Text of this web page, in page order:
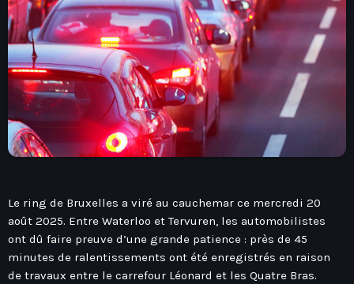
play_arrow Seven Ile-De-France
Love Like Fun
News
keyboard_arrow_down
Bourgogne-Franche-Comté
Bretagne
Centre-Val De Loire
Podcasts
Mixstation
L’équipe
Le ring de Bruxelles a viré au cauchemar ce mercredi 20
août 2025. Entre Waterloo et Tervuren, les automobilistes
ont dû faire preuve d’une grande patience : près de 45
minutes de ralentissements ont été enregistrés en raison
de travaux entre le carrefour Léonard et les Quatre Bras.